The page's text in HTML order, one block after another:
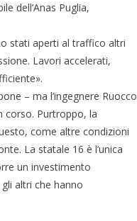
dell’Anas Puglia,
stati aperti al traffico altri
Lavori accelerati,
– ma l’ingegnere Ruocco
corso. Purtroppo, la
come altre condizioni
La statale 16 è l’unica
un investimento
altri che hanno